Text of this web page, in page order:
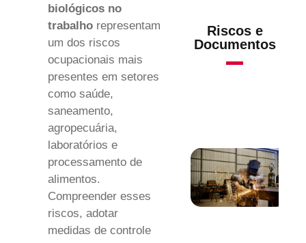
biológicos no
trabalho representam
um dos riscos
ocupacionais mais
presentes em setores
como saúde,
saneamento,
agropecuária,
laboratórios e
processamento de
alimentos.
Compreender esses
riscos, adotar
medidas de controle
Riscos e
Documentos